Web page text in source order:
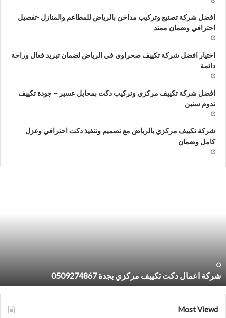
افضل شركة تصنيع وتركيب مداخن بالرياض للمطاعم والمنازل -تفصيل
احترافي وضمان ممتد
اختيار افضل شركة تكييف صحراوي في الرياض لضمان تبريد فعال وراحة
دائمة
افضل شركة تكييف مركزي وتركيب دكت بمحايل عسير – جودة تكييف
تدوم سنين
شركة تكييف مركزي بالرياض مع تصميم وتنفيذ دكت احترافي وعزل
كامل وضمان
شركة اعمال دكت تكييف مركزي بجدة 0509274867
Most Viewd